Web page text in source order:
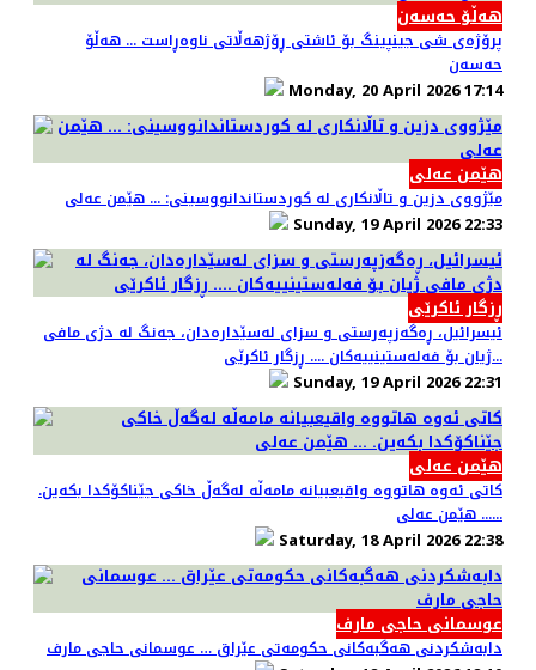
هەڵۆ حەسەن
پرۆژەی شی جینپینگ بۆ ئاشتی ڕۆژهەڵاتی ناوەڕاست ... هەڵۆ
حەسەن
Monday, 20 April 2026 17:14
هێمن عەلی
مێژووی دزین و تاڵانکاری لە کوردستاندانووسینی: ... هێمن عەلی
Sunday, 19 April 2026 22:33
ڕزگار ئاکرێی
ئیسرائیل، ڕەگەزپەرستی و سزای لەسێدارەدان، جەنگ لە دژی مافی
ژیان بۆ فەلەستینییەکان .... ڕزگار ئاکرێی...
Sunday, 19 April 2026 22:31
هێمن عەلی
کاتی ئەوە هاتووە واقیعبیانە مامەڵە لەگەڵ خاکی جێناکۆکدا بکەین.
... ھێمن عەلی...
Saturday, 18 April 2026 22:38
عوسمانی حاجی مارف
دابەشکردنی هەگبەکانی حکومەتی عێراق … عوسمانی حاجی مارف